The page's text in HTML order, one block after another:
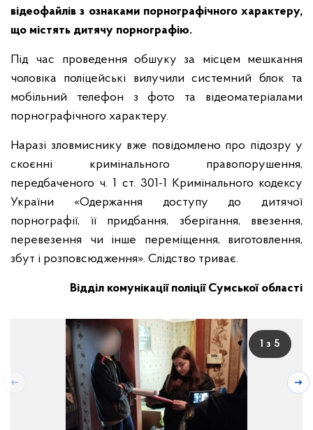
відеофайлів з ознаками порнографічного характеру,
що містять дитячу порнографію.
Під час проведення обшуку за місцем мешкання
чоловіка поліцейські вилучили системний блок та
мобільний телефон з фото та відеоматеріалами
порнографічного характеру.
Наразі зловмиснику вже повідомлено про підозру у
скоєнні кримінального правопорушення,
передбаченого ч. 1 ст. 301-1 Кримінального кодексу
України «Одержання доступу до дитячої
порнографії, її придбання, зберігання, ввезення,
перевезення чи інше переміщення, виготовлення,
збут і розповсюдження». Слідство триває.
Відділ комунікації поліції Сумської області
1 з 5